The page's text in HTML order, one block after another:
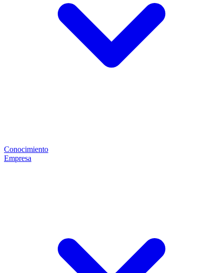
Conocimiento
Empresa